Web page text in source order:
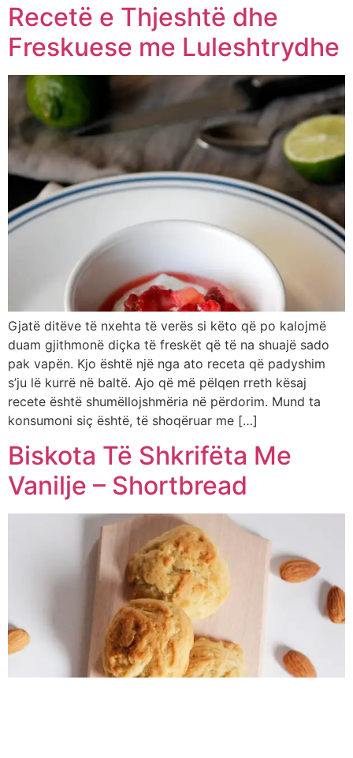
Recetë e Thjeshtë dhe
Freskuese me Luleshtrydhe
Gjatë ditëve të nxehta të verës si këto që po kalojmë
duam gjithmonë diçka të freskët që të na shuajë sado
pak vapën. Kjo është një nga ato receta që padyshim
s’ju lë kurrë në baltë. Ajo që më pëlqen rreth kësaj
recete është shumëllojshmëria në përdorim. Mund ta
konsumoni siç është, të shoqëruar me […]
Biskota Të Shkrifëta Me
Vanilje – Shortbread